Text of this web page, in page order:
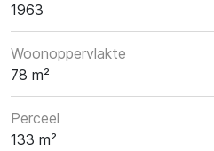
1963
Woonoppervlakte
78 m²
Perceel
133 m²